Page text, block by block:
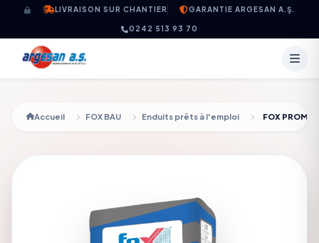
Aller au contenuLIVRAISON SUR CHANTIER GARANTIE ARGESAN A.Ş.
0242 513 93 70
Accueil FOX BAU Enduits prêts à l'emploi FOX